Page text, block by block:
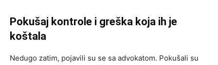
Pokušaj kontrole i greška koja ih je
koštala
Nedugo zatim, pojavili su se sa advokatom. Pokušali su